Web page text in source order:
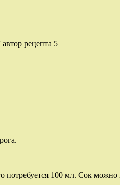
рецепта 5
100 мл. Сок можно